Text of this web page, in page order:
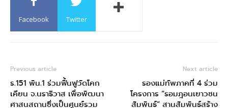
Facebook Twitter
Previous article
ร.151 พัน.1 ร่วมฟื้นฟูวัดโคก
เคียน จ.นราธิวาส เพื่อพัฒนา
ศาสนสถานซึ่งเป็นศูนย์รวม
Next article
รองแม่ทัพภาคที่ 4 ร่วม
โครงการ “รอมฎอนเยาวชน
สัมพันธ์” สานสัมพันธ์สร้าง